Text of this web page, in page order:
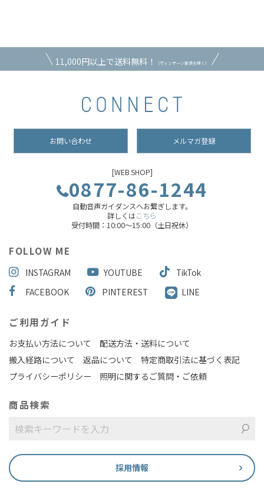
11,000円以上で送料無料！ （ヴィンテージ家具を除く）
お問い合わせ メルマガ登録
[WEB SHOP]
0877-86-1244
自動音声ガイダンスへお繋ぎします。
詳しくはこちら
受付時間：10:00～15:00（土日祝休）
FOLLOW ME
INSTAGRAM YOUTUBE
TikTok
FACEBOOK
PINTEREST LINE
ご利用ガイド
お支払い方法について
配送方法・送料について
搬入経路について
返品について
特定商取引法に基づく表記
プライバシーポリシー
照明に関するご質問・ご依頼
商品検索
採用情報